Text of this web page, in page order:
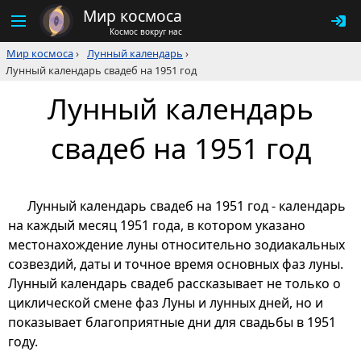
Мир космоса
Космос вокруг нас
Мир космоса› Лунный календарь ›
Лунный календарь свадеб на 1951 год
Лунный календарь
свадеб на 1951 год
Лунный календарь свадеб на 1951 год - календарь
на каждый месяц 1951 года, в котором указано
местонахождение луны относительно зодиакальных
созвездий, даты и точное время основных фаз луны.
Лунный календарь свадеб рассказывает не только о
циклической смене фаз Луны и лунных дней, но и
показывает благоприятные дни для свадьбы в 1951
году.